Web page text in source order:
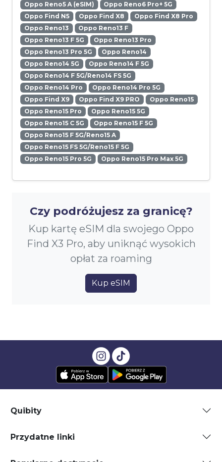
Oppo Reno5 A (eSIM)
Oppo Reno6 Pro+ 5G
Oppo Find N5
Oppo Find X8
Oppo Find X8 Pro
Oppo Reno13
Oppo Reno13 F
Oppo Reno13 F 5G
Oppo Reno13 Pro
Oppo Reno13 Pro 5G
Oppo Reno14
Oppo Reno14 5G
Oppo Reno14 F 5G
Oppo Reno14 F 5G/Reno14 FS 5G
Oppo Reno14 Pro
Oppo Reno14 Pro 5G
Oppo Find X9
Oppo Find X9 PRO
Oppo Reno15
Oppo Reno15 Pro
Oppo Reno15 5G
Oppo Reno15 C 5G
Oppo Reno15 F 5G
Oppo Reno15 F 5G/Reno15 A
Oppo Reno15 FS 5G/Reno15 F 5G
Oppo Reno15 Pro 5G
Oppo Reno15 Pro Max 5G
Czy podróżujesz za granicę?
Kup kartę eSIM dla swojego Oppo
Find X3 Pro, aby uniknąć wysokich
opłat za roaming
Kup eSIM
Quibity
Przydatne linki